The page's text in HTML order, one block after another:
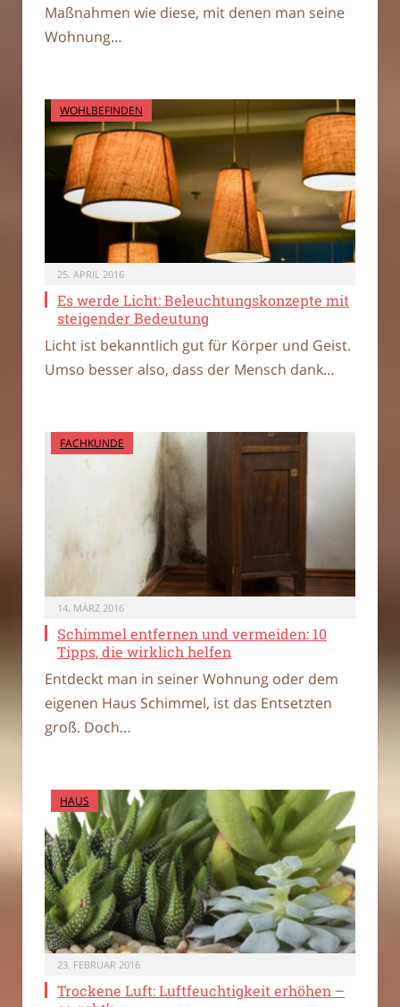
Maßnahmen wie diese, mit denen man seine
Wohnung…
WOHLBEFINDEN
25. APRIL 2016
Es werde Licht: Beleuchtungskonzepte mit
steigender Bedeutung
Licht ist bekanntlich gut für Körper und Geist.
Umso besser also, dass der Mensch dank…
FACHKUNDE
14. MÄRZ 2016
Schimmel entfernen und vermeiden: 10
Tipps, die wirklich helfen
Entdeckt man in seiner Wohnung oder dem
eigenen Haus Schimmel, ist das Entsetzten
groß. Doch…
HAUS
23. FEBRUAR 2016
Trockene Luft: Luftfeuchtigkeit erhöhen –